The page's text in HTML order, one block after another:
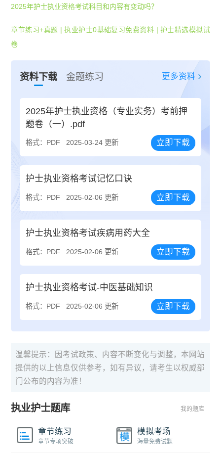
2025年护士执业资格考试科目和内容有变动吗？
章节练习+真题 |执业护士0基础复习免费资料 | 护士精选模拟试
卷
资料下载 金题练习 更多资料
2025年护士执业资格（专业实务）考前押
题卷（一）.pdf
格式：PDF 2025-03-24 更新 立即下载
护士执业资格考试记忆口诀
格式：PDF 2025-02-06 更新 立即下载
护士执业资格考试疾病用药大全
格式：PDF 2025-02-06 更新 立即下载
护士执业资格考试-中医基础知识
格式：PDF 2025-02-06 更新 立即下载
温馨提示：因考试政策、内容不断变化与调整，本网站
提供的以上信息仅供参考，如有异议，请考生以权威部
门公布的内容为准！
执业护士题库 我的题库
章节练习
章节专项突破
模拟考场
海量免费试题